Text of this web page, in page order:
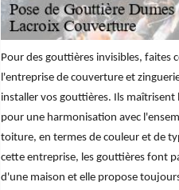
Pour des gouttières invisibles, faites
l'entreprise de couverture et
installer vos gouttières. Ils
pour une harmonisation avec
toiture, en termes de couleur et de
cette entreprise, les gouttières font
d'une maison et elle propose